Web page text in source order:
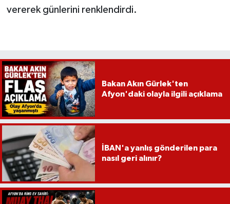
vererek günlerini renklendirdi.
Bakan Akın Gürlek'ten
Afyon'daki olayla ilgili açıklama
İBAN'a yanlış gönderilen para
nasıl geri alınır?